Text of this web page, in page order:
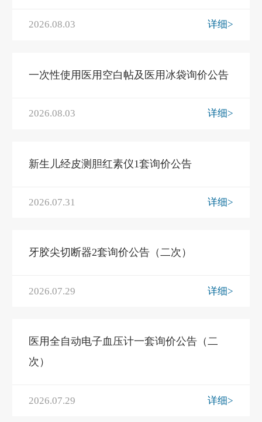
2026.08.03 详细>
一次性使用医用空白帖及医用冰袋询价公告
2026.08.03 详细>
新生儿经皮测胆红素仪1套询价公告
2026.07.31 详细>
牙胶尖切断器2套询价公告（二次）
2026.07.29 详细>
医用全自动电子血压计一套询价公告（二
次）
2026.07.29 详细>